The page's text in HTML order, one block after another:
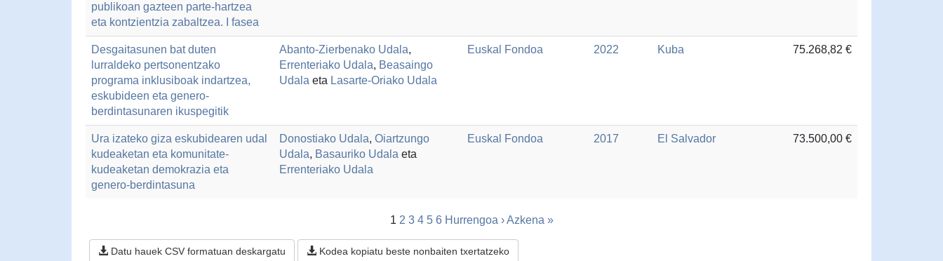
publikoan gazteen parte-hartzea
eta kontzientzia zabaltzea. I fasea
Desgaitasunen bat duten
lurraldeko pertsonentzako
programa inklusiboak indartzea,
eskubideen eta genero-
berdintasunaren ikuspegitik
Abanto-Zierbenako Udala,
Errenteriako Udala, Beasaingo
Udala eta Lasarte-Oriako Udala
Euskal Fondoa 2022 Kuba 75.268,82 €
Ura izateko giza eskubidearen udal
kudeaketan eta komunitate-
kudeaketan demokrazia eta
genero-berdintasuna
Donostiako Udala, Oiartzungo
Udala, Basauriko Udala eta
Errenteriako Udala
Euskal Fondoa 2017 El Salvador 73.500,00 €
1 2 3 4 5 6 Hurrengoa › Azkena »
Datu hauek CSV formatuan deskargatu Kodea kopiatu beste nonbaiten txertatzeko